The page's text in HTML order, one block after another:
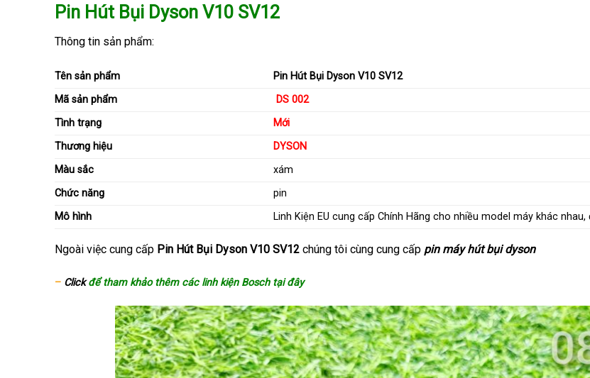
Pin Hút Bụi Dyson V10 SV12
Thông tin sản phẩm:
Tên sản phẩm
Pin Hút Bụi Dyson V10 SV12
Mã sản phẩm
DS 002
Tình trạng
Mới
Thương hiệu
DYSON
Màu sắc
xám
Chức năng
pin
Mô hình
Linh Kiện EU cung cấp Chính Hãng cho nhiều model máy khác
Ngoài việc cung cấp Pin Hút Bụi Dyson V10 SV12 chúng tôi cùng cung cấp pin máy hút bụi dyson
– Click để tham khảo thêm các linh kiện Bosch tại đây